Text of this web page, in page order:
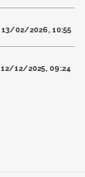
13/02/2026, 10:55
12/12/2025, 09:24